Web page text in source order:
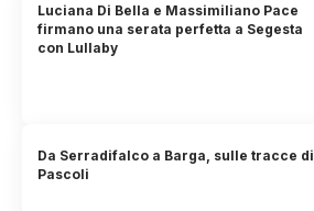
Luciana Di Bella e Massimiliano Pace
firmano una serata perfetta a Segesta
con Lullaby
Da Serradifalco a Barga, sulle tracce di
Pascoli